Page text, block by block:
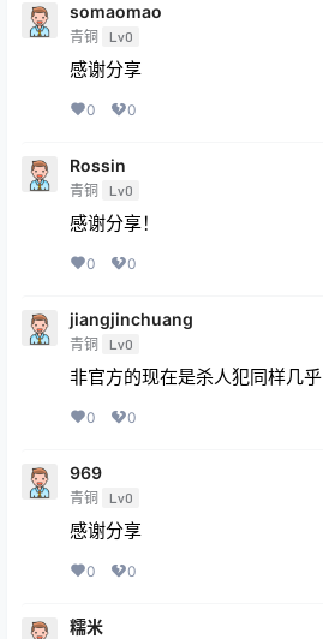
somaomao
青铜 Lv0
感谢分享
0 0
Rossin
青铜 Lv0
感谢分享！
0 0
jiangjinchuang
青铜 Lv0
非官方的现在是杀人犯同样几乎
0 0
969
青铜 Lv0
感谢分享
0 0
糯米